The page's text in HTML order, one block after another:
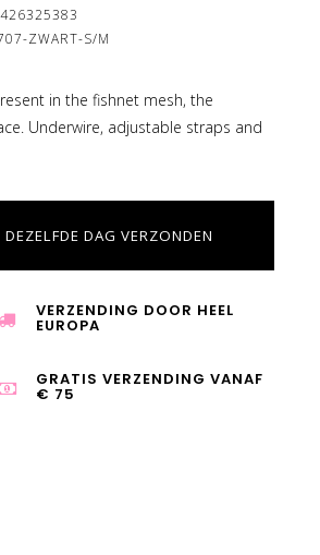
ZWART-S/M
in the fishnet mesh, the
Underwire, adjustable straps and
DAG VERZONDEN
VERZENDING DOOR HEEL
EUROPA
GRATIS VERZENDING VANAF
€ 75